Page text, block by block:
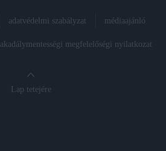
adatvédelmi szabályzat médiaajánló
akadálymentességi megfelelőségi nyilatkozat
Lap tetejére